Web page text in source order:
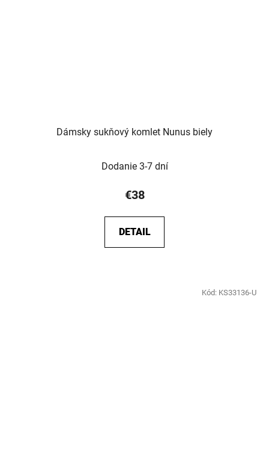
Dámsky sukňový komlet Nunus biely
Dodanie 3-7 dní
€38
DETAIL
Kód: KS33136-U